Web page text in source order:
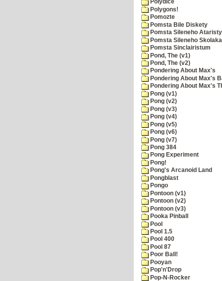
Polydice
Polygons!
Pomozte
Pomsta Bile Diskety
Pomsta Sileneho Ataristy
Pomsta Sileneho Skolaka
Pomsta Sinclairistum
Pond, The (v1)
Pond, The (v2)
Pondering About Max's
Pondering About Max's
Pondering About Max's
Pong (v1)
Pong (v2)
Pong (v3)
Pong (v4)
Pong (v5)
Pong (v6)
Pong (v7)
Pong 384
Pong Experiment
Pong!
Pong's Arcanoid Land
Pongblast
Pongo
Pontoon (v1)
Pontoon (v2)
Pontoon (v3)
Pooka Pinball
Pool
Pool 1.5
Pool 400
Pool 87
Poor Ball!
Pooyan
Pop'n'Drop
Pop-N-Rocker